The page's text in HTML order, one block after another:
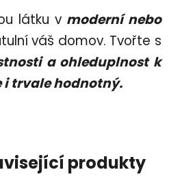
látku v moderní nebo
váš domov. Tvořte s
a ohleduplnost k
trvale hodnotný.
produkty